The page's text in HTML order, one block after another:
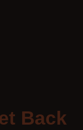
Back